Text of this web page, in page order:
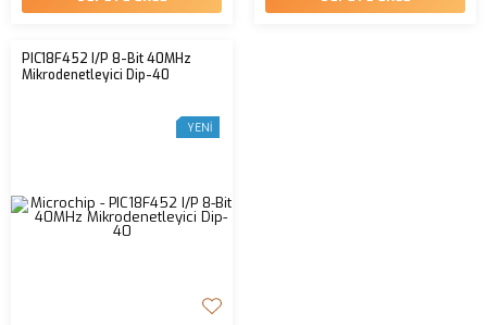
PIC18F452 I/P 8-Bit 40MHz
Mikrodenetleyici Dip-40
YENI